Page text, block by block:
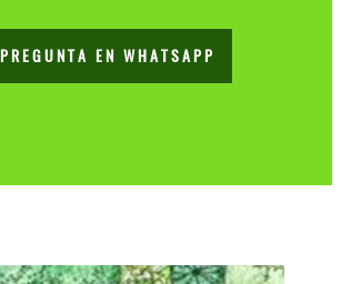
PREGUNTA EN WHATSAPP